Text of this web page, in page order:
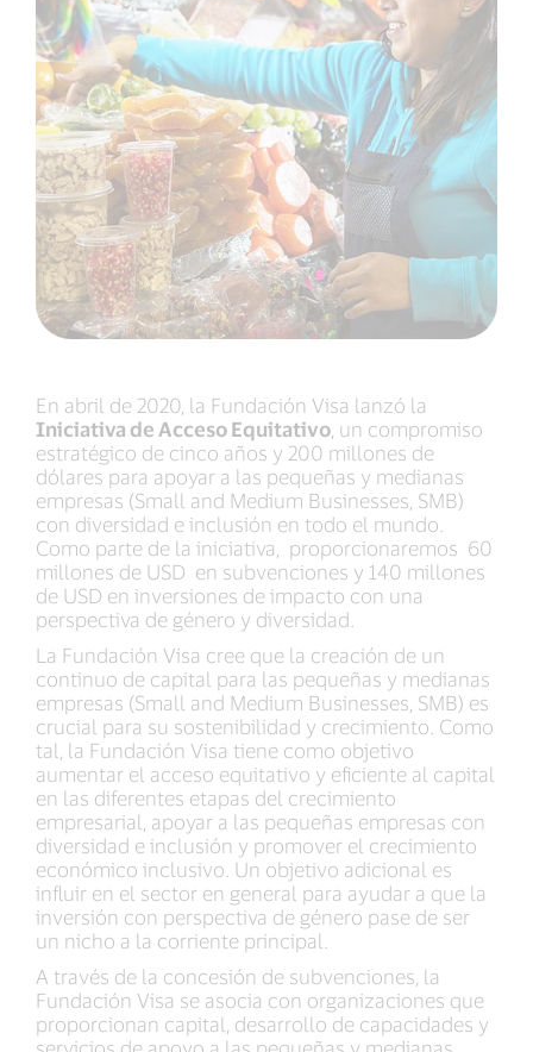
En abril de 2020, la Fundación Visa lanzó la
Iniciativa de Acceso Equitativo , un compromiso
estratégico de cinco años y 200 millones de
dólares para apoyar a las pequeñas y medianas
empresas (Small and Medium Businesses, SMB)
con diversidad e inclusión en todo el mundo.
Como parte de la iniciativa, proporcionaremos 60
millones de USD en subvenciones y 140 millones
de USD en inversiones de impacto con una
perspectiva de género y diversidad.
La Fundación Visa cree que la creación de un
continuo de capital para las pequeñas y medianas
empresas (Small and Medium Businesses, SMB) es
crucial para su sostenibilidad y crecimiento. Como
tal, la Fundación Visa tiene como objetivo
aumentar el acceso equitativo y eficiente al capital
en las diferentes etapas del crecimiento
empresarial, apoyar a las pequeñas empresas con
diversidad e inclusión y promover el crecimiento
económico inclusivo. Un objetivo adicional es
influir en el sector en general para ayudar a que la
inversión con perspectiva de género pase de ser
un nicho a la corriente principal.
A través de la concesión de subvenciones, la
Fundación Visa se asocia con organizaciones que
proporcionan capital, desarrollo de capacidades y
servicios de apoyo a las pequeñas y medianas